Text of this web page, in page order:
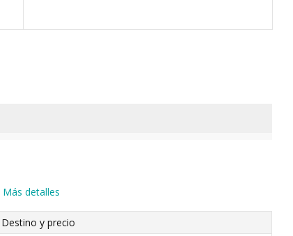
Más detalles
Destino y precio